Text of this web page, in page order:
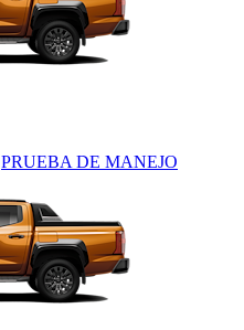
PRUEBA DE MANEJO